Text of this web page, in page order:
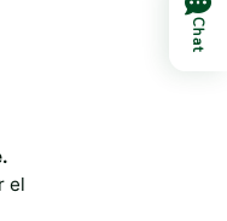
el
Chat